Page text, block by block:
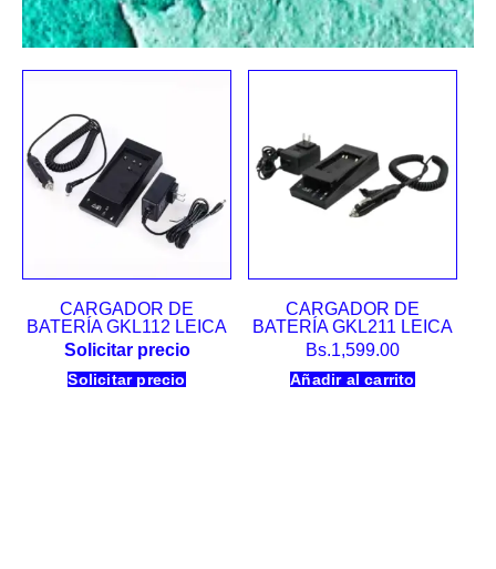
CARGADOR DE
BATERÍA GKL112 LEICA
Solicitar precio
Solicitar precio
CARGADOR DE
BATERÍA GKL211 LEICA
Bs.1,599.00
Añadir al carrito